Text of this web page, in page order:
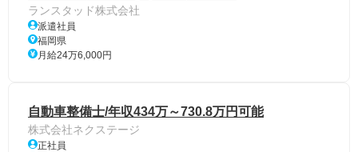
ランスタッド株式会社
派遣社員
福岡県
月給24万6,000円
自動車整備士/年収434万～730.8万円可能
株式会社ネクステージ
正社員